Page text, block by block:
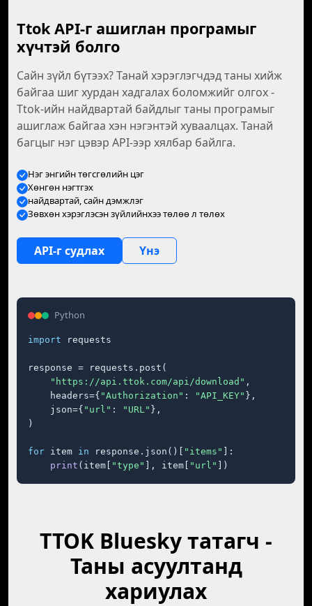
Ttok API-г ашиглан програмыг
хүчтэй болго
Сайн зүйл бүтээх? Танай хэрэглэгчдэд таны хийж
байгаа шиг хурдан хадгалах боломжийг олгох -
Ttok-ийн найдвартай байдлыг таны програмыг
ашиглаж байгаа хэн нэгэнтэй хуваалцах. Танай
багцыг нэг цэвэр API-ээр хялбар байлга.
Нэг энгийн төгсгөлийн цэг
Хөнгөн нэгтгэх
найдвартай, сайн дэмжлэг
Зөвхөн хэрэглэсэн зүйлийнхээ төлөө л төлөх
API-г судлах Үнэ
Python
import requests
response = requests.post(
"https://api.ttok.com/api/download" ,
    headers={
"Authorization" : "API_KEY" },
    json={
"url" : "URL" },
)
for item in response.json()[ "items"
]:
print (item[ "type" ], item[ "url" ])
TTOK Bluesky татагч -
Таны асуултанд
хариулах